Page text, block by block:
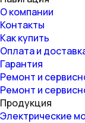
О компании
Контакты
Как купить
Оплата и
Гарантия
Ремонт и
Ремонт и
Продукция
Электрические